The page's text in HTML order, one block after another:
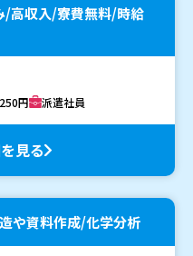
/高収入/寮費無料/時給
円 派遣社員
見る
や資料作成/化学分析